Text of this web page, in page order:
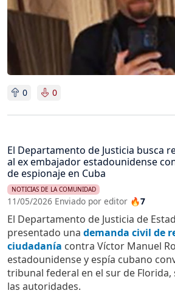
0 0
El Departamento de Justicia busca
al ex embajador estadounidense
de espionaje en Cuba
NOTICIAS DE LA COMUNIDAD
11/05/2026 Enviado por editor 🔥7
El Departamento de Justicia de
presentado una demanda civil de
ciudadanía contra Víctor Manuel
estadounidense y espía cubano
tribunal federal en el sur de
las autoridades.